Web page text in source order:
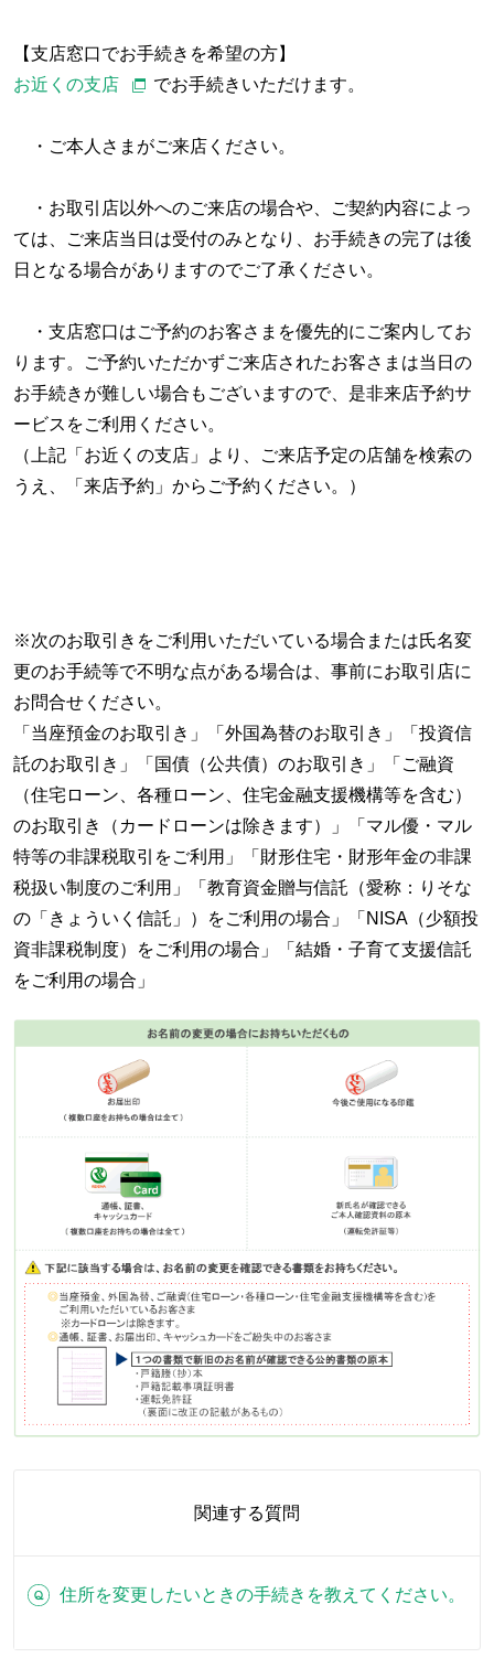
【支店窓口でお手続きを希望の方】
お近くの支店
でお手続きいただけます。
・ご本人さまがご来店ください。
・お取引店以外へのご来店の場合や、ご契約内容によっ
ては、ご来店当日は受付のみとなり、お手続きの完了は後
日となる場合がありますのでご了承ください。
・支店窓口はご予約のお客さまを優先的にご案内してお
ります。ご予約いただかずご来店されたお客さまは当日の
お手続きが難しい場合もございますので、是非来店予約サ
ービスをご利用ください。
（上記「お近くの支店」より、ご来店予定の店舗を検索の
うえ、「来店予約」からご予約ください。）
※次のお取引きをご利用いただいている場合または氏名変
更のお手続等で不明な点がある場合は、事前にお取引店に
お問合せください。
「当座預金のお取引き」「外国為替のお取引き」「投資信
託のお取引き」「国債（公共債）のお取引き」「ご融資
（住宅ローン、各種ローン、住宅金融支援機構等を含む）
のお取引き（カードローンは除きます）」「マル優・マル
特等の非課税取引をご利用」「財形住宅・財形年金の非課
税扱い制度のご利用」「教育資金贈与信託（愛称：りそな
の「きょういく信託」）をご利用の場合」「NISA（少額投
資非課税制度）をご利用の場合」「結婚・子育て支援信託
をご利用の場合」
関連する質問
住所を変更したいときの手続きを教えてください。